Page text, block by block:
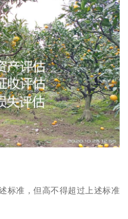
标准，但高不得超过上述标准